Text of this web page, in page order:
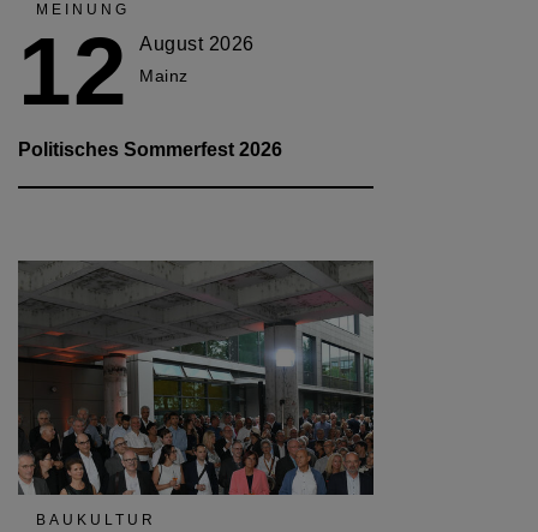
MEINUNG
12 August 2026
Mainz
Politisches Sommerfest 2026
BAUKULTUR